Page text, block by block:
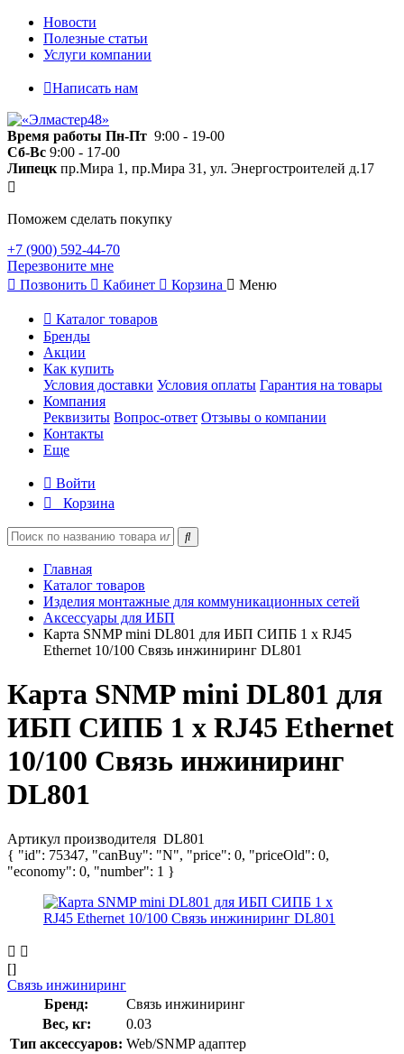
Новости
Полезные статьи
Услуги компании
Написать нам
Время работы Пн-Пт 9:00 - 19-00
Сб-Вс 9:00 - 17-00
Липецк пр.Мира 1, пр.Мира 31, ул. Энергостроителей д.17
Поможем сделать покупку
+7 (900) 592-44-70
Перезвоните мне
Позвонить
Кабинет Корзина Меню
Каталог товаров
Бренды
Акции
Как купить
Условия доставки Условия оплаты Гарантия на товары
Компания
Реквизиты Вопрос-ответ Отзывы о компании
Контакты
Еще
Войти
Корзина
Главная
Каталог товаров
Изделия монтажные для коммуникационных сетей
Аксессуары для ИБП
Карта SNMP mini DL801 для ИБП СИПБ 1 x RJ45
Ethernet 10/100 Связь инжиниринг DL801
Карта SNMP mini DL801 для
ИБП СИПБ 1 x RJ45 Ethernet
10/100 Связь инжиниринг
DL801
Артикул производителя DL801
{ "id": 75347, "canBuy": "N", "price": 0, "priceOld": 0,
"economy": 0, "number": 1 }
[]
Связь инжиниринг
Бренд:
Связь инжиниринг
Вес, кг:
0.03
Тип аксессуаров: Web/SNMP адаптер